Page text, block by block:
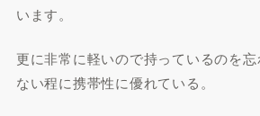
います。
更に非常に軽いので持っているのを
ない程に携帯性に優れている。